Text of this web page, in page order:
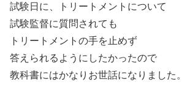
試験日に、トリートメントについて
試験監督に質問されても
トリートメントの手を止めず
答えられるようにしたかったので
教科書にはかなりお世話になりました。